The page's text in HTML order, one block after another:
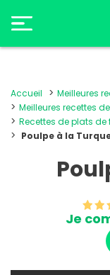
Accueil
Meilleures
Meilleures recettes
Recettes de plats
Poulpe à la
Je